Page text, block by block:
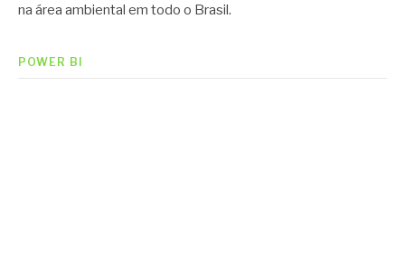
na área ambiental em todo o Brasil.
POWER BI